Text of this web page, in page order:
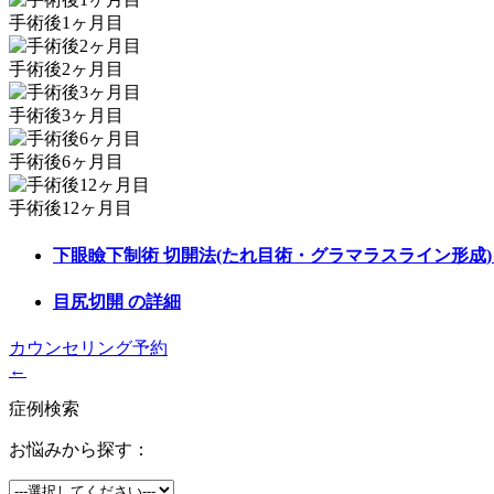
手術後1ヶ月目
手術後2ヶ月目
手術後3ヶ月目
手術後6ヶ月目
手術後12ヶ月目
下眼瞼下制術 切開法(たれ目術・グラマラスライン形成)
目尻切開 の詳細
カウンセリング予約
←
症例検索
お悩みから探す：